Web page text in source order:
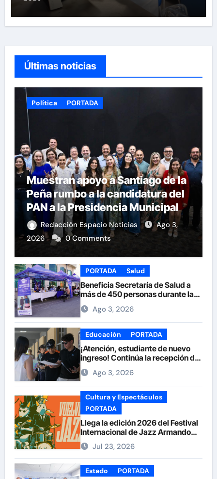
Últimas noticias
Política PORTADA
Muestran apoyo a Santiago de la
Peña rumbo a la candidatura del
PAN a la Presidencia Municipal
Redacción Espacio Noticias
Ago 3,
2026
0 Comments
PORTADA Salud
Beneficia Secretaría de Salud a
más de 450 personas durante la
Feria de la Salud en la Plaza de
ArmasAgo 3, 2026
Educación PORTADA
¡Atención, estudiante de nuevo
ingreso! Continúa la recepción de
documentos en la UACH.
Ago 3, 2026
Cultura y Espectáculos
PORTADA
Llega la edición 2026 del Festival
Internacional de Jazz Armando
Nuñez
Jul 23, 2026
Estado PORTADA